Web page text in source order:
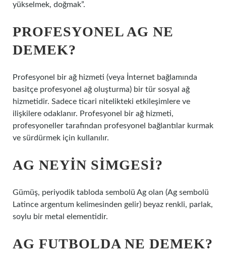
yükselmek, doğmak”.
PROFESYONEL AG NE
DEMEK?
Profesyonel bir ağ hizmeti (veya İnternet bağlamında
basitçe profesyonel ağ oluşturma) bir tür sosyal ağ
hizmetidir. Sadece ticari nitelikteki etkileşimlere ve
ilişkilere odaklanır. Profesyonel bir ağ hizmeti,
profesyoneller tarafından profesyonel bağlantılar kurmak
ve sürdürmek için kullanılır.
AG NEYIN SIMGESI?
Gümüş, periyodik tabloda sembolü Ag olan (Ag sembolü
Latince argentum kelimesinden gelir) beyaz renkli, parlak,
soylu bir metal elementidir.
AG FUTBOLDA NE DEMEK?